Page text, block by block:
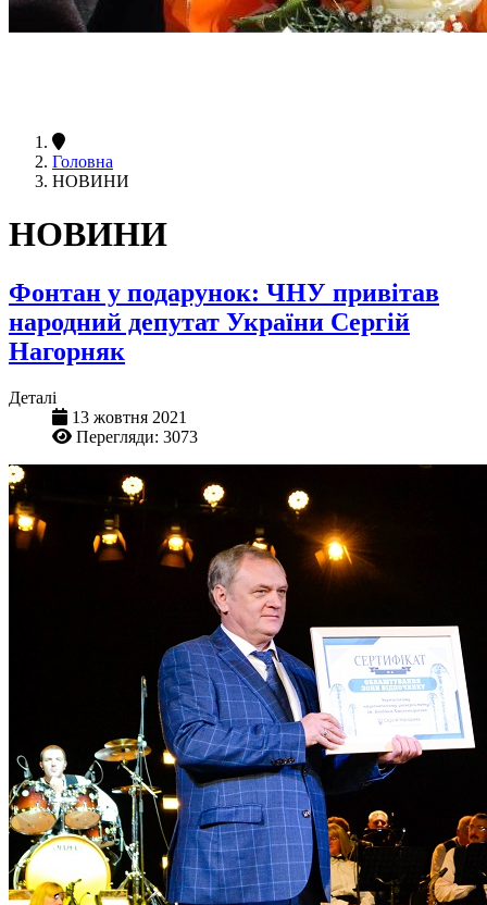
Головна
НОВИНИ
НОВИНИ
Фонтан у подарунок: ЧНУ привітав
народний депутат України Сергій
Нагорняк
Деталі
13 жовтня 2021
Перегляди: 3073